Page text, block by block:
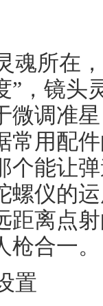
魂所在
”，镜头
微调准
常用配
个能让
螺仪的
距离点
合一。
置